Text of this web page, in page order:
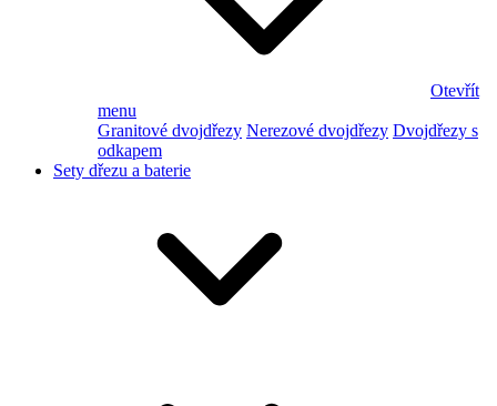
Otevřít
menu
Granitové dvojdřezy Nerezové dvojdřezy Dvojdřezy s
odkapem
Sety dřezu a baterie